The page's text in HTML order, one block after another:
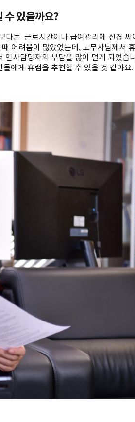
수 있을까요?
다는 근로시간이나 급여관리에 신경 써
어려움이 많았었는데, 노무사님께서
인사담당자의 부담을 많이 덜게 되었습
에게 휴램을 추천할 수 있을 것 같아요.